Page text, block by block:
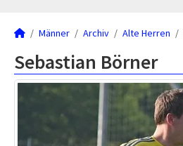
Männer Archiv Alte Herren
Sebastian Börner